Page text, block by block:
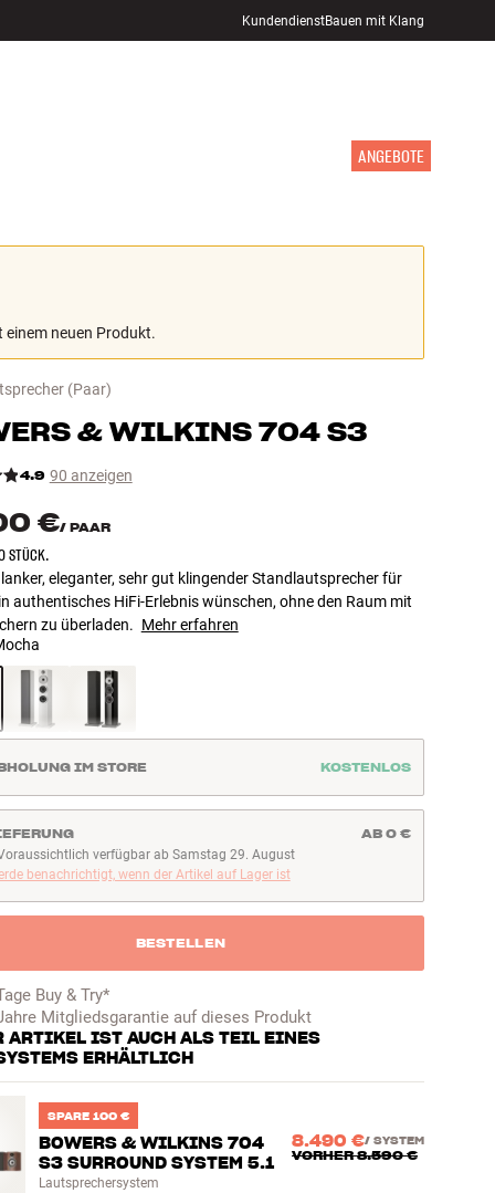
KundendienstBauen mit Klang
ANGEBOTE
einem neuen Produkt.
(Paar)
& WILKINS 704 S3
4.9 90 anzeigen
€/ PAAR
STÜCK.
eleganter, sehr gut klingender Standlautsprecher für
authentisches HiFi-Erlebnis wünschen, ohne den Raum mit
zu überladen. Mehr erfahren
IM STORE KOSTENLOS
verfügbar ab Samstag 29. August
verfügbar ab Samstag 29. August
benachrichtigt, wenn der Artikel auf Lager ist
AB 0 €
BESTELLEN
Buy & Try*
Mitgliedsgarantie auf dieses Produkt
ARTIKEL IST AUCH ALS TEIL EINES
ERHÄLTLICH
SPARE 100 €
BOWERS & WILKINS 704
S3 SURROUND SYSTEM 5.1
Lautsprechersystem
8.490 €/ SYSTEM
VORHER8.590 €